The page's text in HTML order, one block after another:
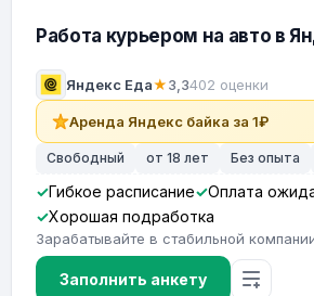
Работа курьером на авто в
Яндекс Еда★3,3402 оценки
Аренда Яндекс байка за 1₽
Свободный от 18 лет Без опыта
Гибкое расписание Оплата
Хорошая подработка
Зарабатывайте в стабильной
Заполнить анкету